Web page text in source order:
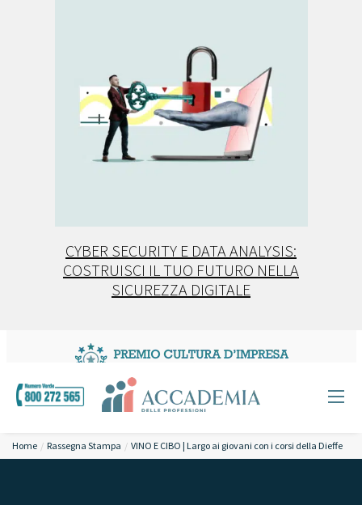
Home Rassegna Stampa VINO E CIBO | Largo ai giovani con i corsi della Dieffe
CYBER SECURITY E DATA ANALYSIS:
COSTRUISCI IL TUO FUTURO NELLA
SICUREZZA DIGITALE